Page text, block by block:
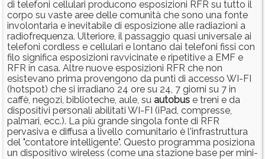
di telefoni cellulari producono esposizioni RFR su tutto il
corpo su vaste aree delle comunità che sono una fonte
involontaria e inevitabile di esposizione alle radiazioni a
radiofrequenza. Ulteriore, il passaggio quasi universale ai
telefoni cordless e cellulari e lontano dai telefoni fissi con
filo significa esposizioni ravvicinate e ripetitive a EMF e
RFR in casa. Altre nuove esposizioni RFR che non
esistevano prima provengono da punti di accesso WI-FI
(hotspot) che si irradiano 24 ore su 24, 7 giorni su 7 in
caffè, negozi, biblioteche, aule, su autobus e treni e da
dispositivi personali abilitati WI-FI (iPad, compresse,
palmari, ecc.). La più grande singola fonte di RFR
pervasiva e diffusa a livello comunitario è l'infrastruttura
del "contatore intelligente". Questo programma posiziona
un dispositivo wireless (come una stazione base per mini-